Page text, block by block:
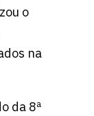
o
na
da 8ª